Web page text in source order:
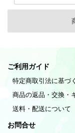
ご利用ガイド
特定商取引法に基づ
商品の返品・交換・
送料・配送について
お問合せ